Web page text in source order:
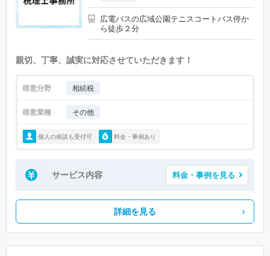
広電バスの広域公園テニスコートバス停か
ら徒歩２分
親切、丁寧、誠実に対応させていただきます！
得意分野 相続税
得意業種 その他
個人の相談も受付可 料金・事例あり
サービス内容 料金・事例を見る
詳細を見る